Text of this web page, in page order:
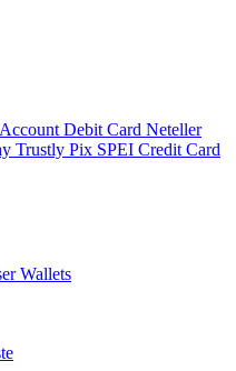
Debit Card Neteller
Trustly Pix SPEI Credit Card
Wallets